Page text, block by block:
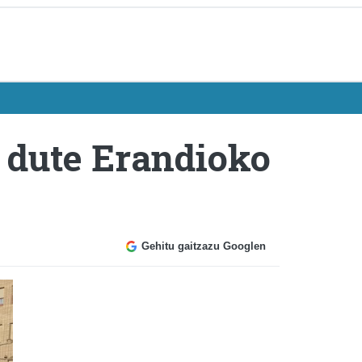
Erandioko
Gehitu gaitzazu Googlen